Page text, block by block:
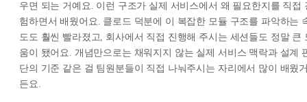
우면 되는 거예요. 이런 구조가 실제 서비스에서 왜 필요한지를 직접
험하면서 배웠어요. 클로드 덕분에 이 복잡한 모듈 구조를 파악하는
도도 훨씬 빨라졌고, 회사에서 직접 진행해 주시는 세션들도 정말 큰
움이 됐어요. 개념만으로는 채워지지 않는 실제 서비스 맥락과 설계
단의 기준 같은 걸 팀원분들이 직접 나눠주시는 자리에서 많이 배웠
든요.